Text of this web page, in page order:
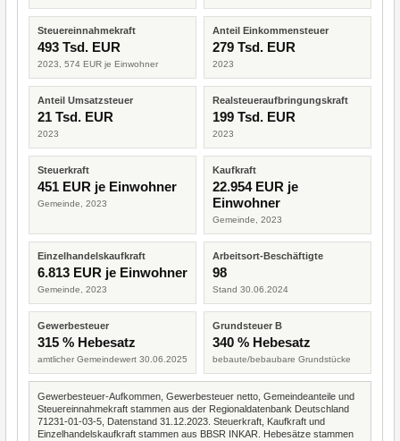
Steuereinnahmekraft
493 Tsd. EUR
2023, 574 EUR je Einwohner
Anteil Einkommensteuer
279 Tsd. EUR
2023
Anteil Umsatzsteuer
21 Tsd. EUR
2023
Realsteueraufbringungskraft
199 Tsd. EUR
2023
Steuerkraft
451 EUR je Einwohner
Gemeinde, 2023
Kaufkraft
22.954 EUR je
Einwohner
Gemeinde, 2023
Einzelhandelskaufkraft
6.813 EUR je Einwohner
Gemeinde, 2023
Arbeitsort-Beschäftigte
98
Stand 30.06.2024
Gewerbesteuer
315 % Hebesatz
amtlicher Gemeindewert 30.06.2025
Grundsteuer B
340 % Hebesatz
bebaute/bebaubare Grundstücke
Gewerbesteuer-Aufkommen, Gewerbesteuer netto, Gemeindeanteile und
Steuereinnahmekraft stammen aus der Regionaldatenbank Deutschland
71231-01-03-5, Datenstand 31.12.2023. Steuerkraft, Kaufkraft und
Einzelhandelskaufkraft stammen aus BBSR INKAR. Hebesätze stammen